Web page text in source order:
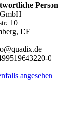
Person
10
DE
0
angesehen